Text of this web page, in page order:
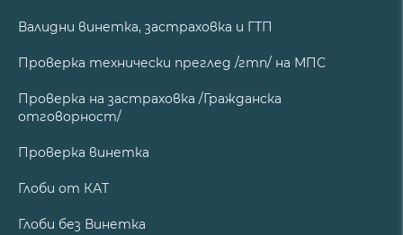
Валидни винетка, застраховка и ГТП
Проверка технически преглед /гтп/ на МПС
Проверка на застраховка /Гражданска
отговорност/
Проверка винетка
Глоби от КАТ
Глоби без Винетка